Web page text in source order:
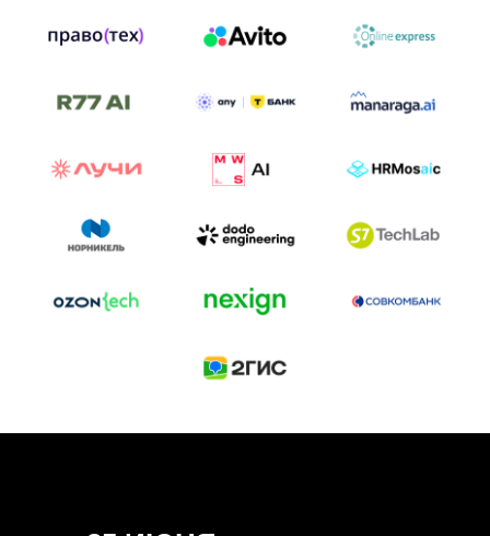
к построению бизнеса и созданию технологий под
И БИТВА АГЕНТОВ